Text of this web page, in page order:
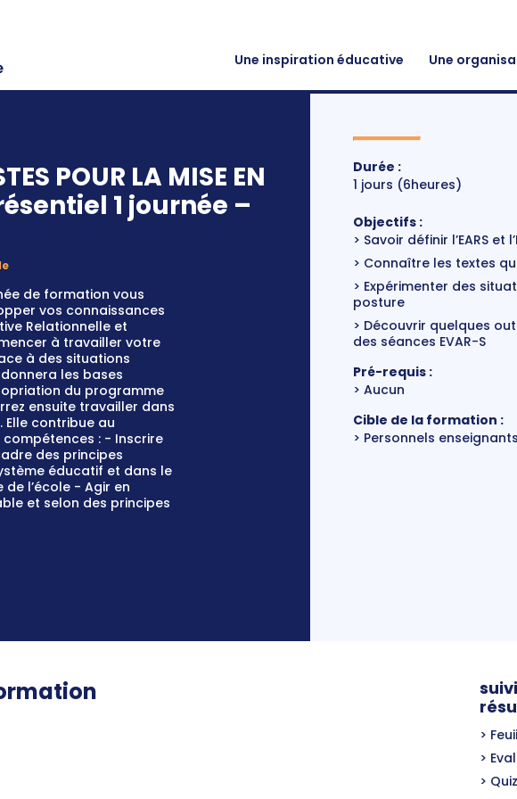
Une inspiration éducative Une
POUR LA MISE EN
1 journée –
de formation vous
vos connaissances
Relationnelle et
à travailler votre
à des situations
les bases
du programme
ensuite travailler dans
contribue au
: - Inscrire
des principes
éducatif et dans le
l’école - Agir en
et selon des principes
Durée :
1 jours (6heures)
Objectifs :
Savoir définir l’EARS et
Connaître les textes qui
Expérimenter des
posture
Découvrir quelques
des séances EVAR-S
Pré-requis :
Aucun
Cible de la formation :
Personnels enseignants